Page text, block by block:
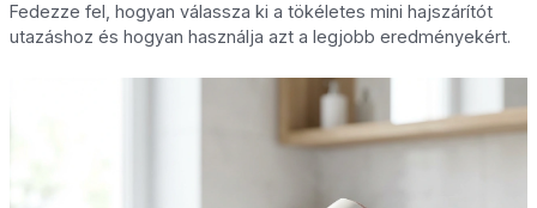
Fedezze fel, hogyan válassza ki a tökéletes mini hajszárítót
utazáshoz és hogyan használja azt a legjobb eredményekért.